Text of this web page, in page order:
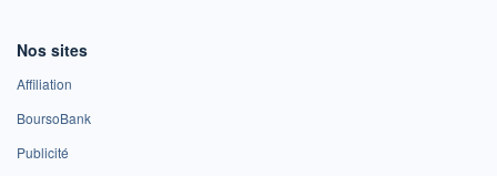
Nos sites
Affiliation
BoursoBank
Publicité